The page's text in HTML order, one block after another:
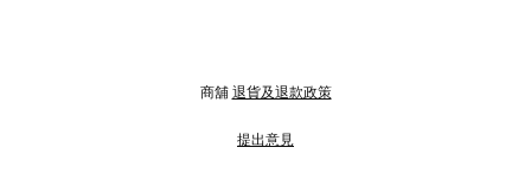
商舖 退貨及退款政策
提出意見